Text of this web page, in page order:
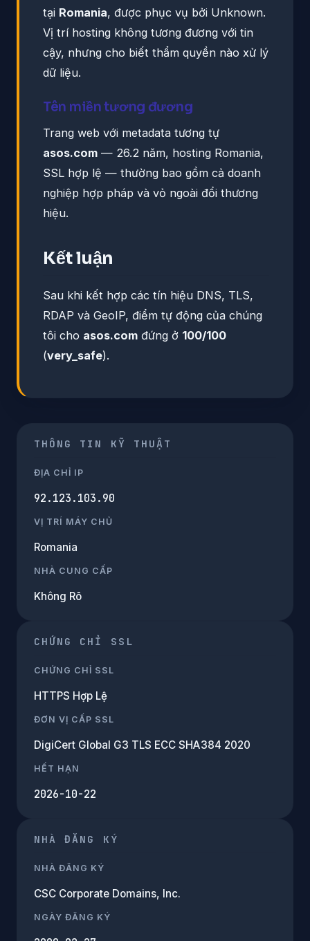
tại Romania, được phục vụ bởi Unknown.
Vị trí hosting không tương đương với tin
cậy, nhưng cho biết thẩm quyền nào xử lý
dữ liệu.
Tên miền tương đương
Trang web với metadata tương tự
asos.com — 26.2 năm, hosting Romania,
SSL hợp lệ — thường bao gồm cả doanh
nghiệp hợp pháp và vỏ ngoài đổi thương
hiệu.
Kết luận
Sau khi kết hợp các tín hiệu DNS, TLS,
RDAP và GeoIP, điểm tự động của chúng
tôi cho asos.com đứng ở 100/100
(very_safe).
THÔNG TIN KỸ THUẬT
ĐỊA CHỈ IP
92.123.103.90
VỊ TRÍ MÁY CHỦ
Romania
NHÀ CUNG CẤP
Không Rõ
CHỨNG CHỈ SSL
CHỨNG CHỈ SSL
HTTPS Hợp Lệ
ĐƠN VỊ CẤP SSL
DigiCert Global G3 TLS ECC SHA384 2020
HẾT HẠN
2026-10-22
NHÀ ĐĂNG KÝ
NHÀ ĐĂNG KÝ
CSC Corporate Domains, Inc.
NGÀY ĐĂNG KÝ